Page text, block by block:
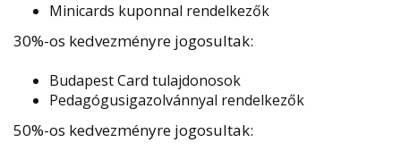
Minicards kuponnal rendelkezők
30%-os kedvezményre jogosultak:
Budapest Card tulajdonosok
Pedagógusigazolvánnyal rendelkezők
50%-os kedvezményre jogosultak: